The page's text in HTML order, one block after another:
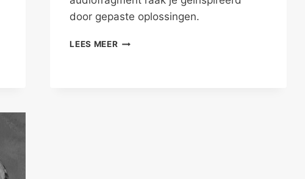
door gepaste oplossingen.
LEES MEERMOEDERS